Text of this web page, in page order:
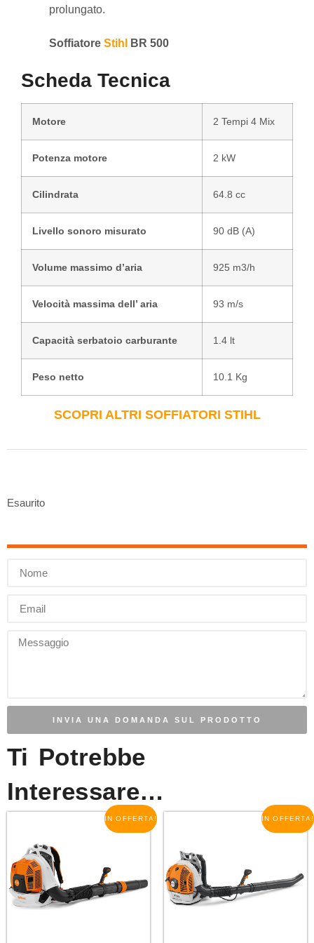
prolungato.
Soffiatore Stihl BR 500
Scheda Tecnica
Motore 2 Tempi 4 Mix
Potenza motore 2 kW
Cilindrata 64.8 cc
Livello sonoro misurato 90 dB (A)
Volume massimo d’aria 925 m3/h
Velocità massima dell’ aria 93 m/s
Capacità serbatoio carburante 1.4 lt
Peso netto 10.1 Kg
SCOPRI ALTRI SOFFIATORI STIHL
Esaurito
INVIA UNA DOMANDA SUL PRODOTTO
Ti Potrebbe
Interessare…
IN OFFERTA! IN OFFERTA!